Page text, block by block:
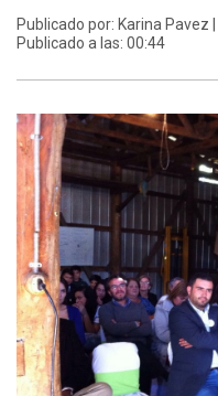
Publicado por: Karina Pavez |
Publicado a las: 00:44